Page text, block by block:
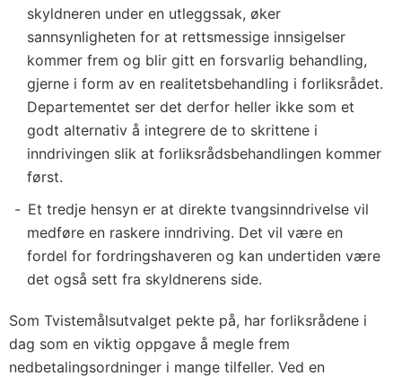
skyldneren under en utleggssak, øker
sannsynligheten for at rettsmessige innsigelser
kommer frem og blir gitt en forsvarlig behandling,
gjerne i form av en realitetsbehandling i forliksrådet.
Departementet ser det derfor heller ikke som et
godt alternativ å integrere de to skrittene i
inndrivingen slik at forliksrådsbehandlingen kommer
først.
Et tredje hensyn er at direkte tvangsinndrivelse vil
medføre en raskere inndriving. Det vil være en
fordel for fordringshaveren og kan undertiden være
det også sett fra skyldnerens side.
Som Tvistemålsutvalget pekte på, har forliksrådene i
dag som en viktig oppgave å megle frem
nedbetalingsordninger i mange tilfeller. Ved en